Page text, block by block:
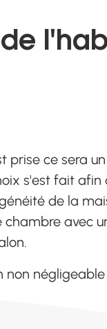
prise ce sera un
s'est fait afin
de la
avec
non